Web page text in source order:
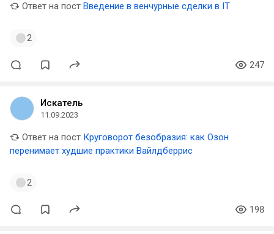
Ответ на пост Введение в венчурные сделки в IT
2
247
Искатель
11.09.2023
Ответ на пост Круговорот безобразия: как Озон
перенимает худшие практики Вайлдберрис
2
198